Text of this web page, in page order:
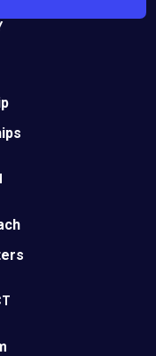
市分会。“这些分会
任分会委员是相对较新
Pacific Capital 的
的创业经验。
要原因是，该地区的
McCann 表示，“而我
的企业家。”
21个不同行业。他们
内发展到120名会员